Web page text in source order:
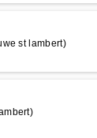
st lambert)